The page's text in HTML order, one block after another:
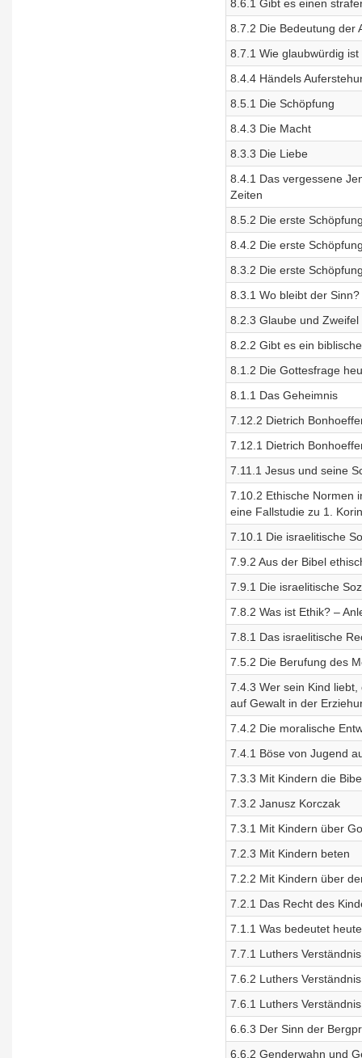
8.6.1 Gibt es einen
8.7.2 Die Bedeutung der
8.7.1 Wie glaubwürdig
8.4.4 Händels
8.5.1 Die Schöpfung
8.4.3 Die Macht
8.3.3 Die Liebe
8.4.1 Das vergessene
Zeiten
8.5.2 Die erste
8.4.2 Die erste
8.3.2 Die erste
8.3.1 Wo bleibt der
8.2.3 Glaube und Zweifel
8.2.2 Gibt es ein
8.1.2 Die Gottesfrage
8.1.1 Das Geheimnis
7.12.2 Dietrich
7.12.1 Dietrich
7.11.1 Jesus und seine
7.10.2 Ethische Normen
eine Fallstudie zu 1.
7.10.1 Die israelitische
7.9.2 Aus der Bibel
7.9.1 Die israelitische
7.8.2 Was ist Ethik? –
7.8.1 Das israelitische
7.5.2 Die Berufung des
7.4.3 Wer sein Kind
auf Gewalt in der
7.4.2 Die moralische
7.4.1 Böse von Jugend
7.3.3 Mit Kindern die
7.3.2 Janusz Korczak
7.3.1 Mit Kindern über
7.2.3 Mit Kindern beten
7.2.2 Mit Kindern über
7.2.1 Das Recht des
7.1.1 Was bedeutet
7.7.1 Luthers
7.6.2 Luthers
7.6.1 Luthers
6.6.3 Der Sinn der
6.6.2 Genderwahn und